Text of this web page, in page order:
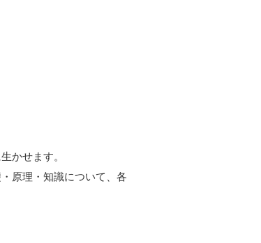
かせます。
原理・知識について、各